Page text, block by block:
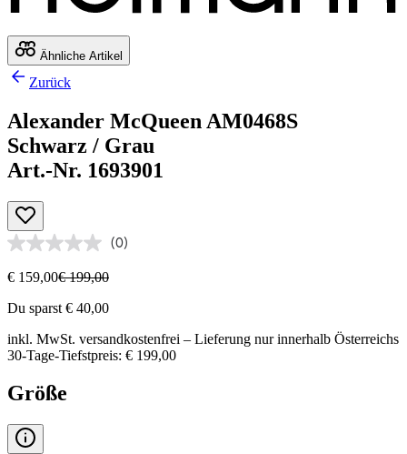
Ähnliche Artikel
Zurück
Alexander McQueen AM0468S
Schwarz / Grau
Art.-Nr. 1693901
(0)
€ 159,00€ 199,00
Du sparst € 40,00
inkl. MwSt. versandkostenfrei – Lieferung nur innerhalb Österreichs
30-Tage-Tiefstpreis: € 199,00
Größe